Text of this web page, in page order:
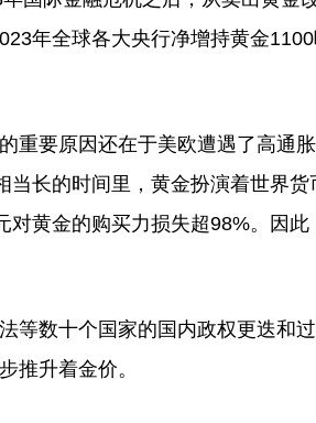
年全球各大央行净增持黄金
要原因还在于美欧遭遇了高通
长的时间里，黄金扮演着世界
黄金的购买力损失超98%。因
数十个国家的国内政权更迭和
推升着金价。